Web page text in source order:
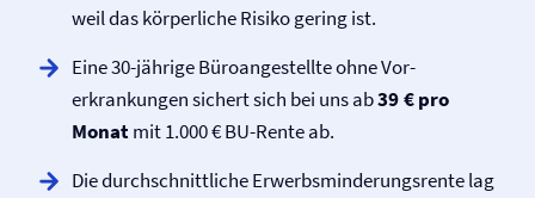
weil das körperliche Risiko gering ist.
Eine 30-jährige Büroangestellte ohne Vor­
erkrankungen sichert sich bei uns ab39 € pro
Monatmit 1.000 € BU-Rente ab.
Die durchschnittliche Erwerbsminderungs­rente lag